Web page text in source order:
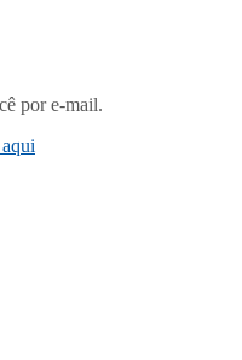
por e-mail.